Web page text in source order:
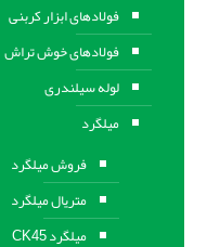
فولادهای ابزار کربنی
فولادهای خوش تراش
لوله سیلندری
میلگرد
فروش میلگرد
متریال میلگرد
میلگرد CK45